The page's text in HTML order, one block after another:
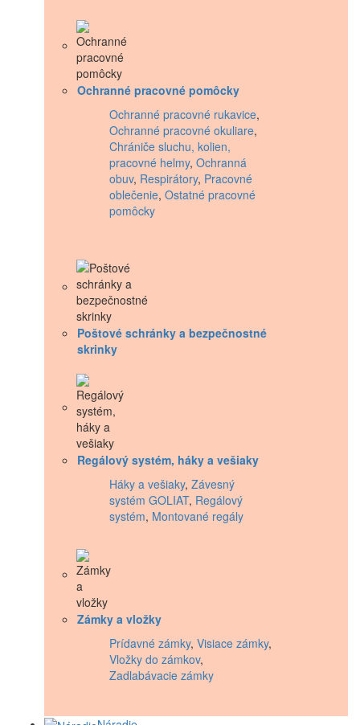
Ochranné pracovné pomôcky
Ochranné pracovné rukavice,
Ochranné pracovné okuliare,
Chrániče sluchu, kolien,
pracovné helmy, Ochranná
obuv, Respirátory, Pracovné
oblečenie, Ostatné pracovné
pomôcky
Poštové schránky a bezpečnostné
skrinky
Regálový systém, háky a vešiaky
Háky a vešiaky, Závesný
systém GOLIAT, Regálový
systém, Montované regály
Zámky a vložky
Prídavné zámky, Visiace zámky,
Vložky do zámkov,
Zadlabávacie zámky